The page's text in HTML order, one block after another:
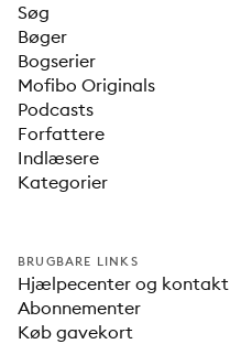
Søg
Bøger
Bogserier
Mofibo Originals
Podcasts
Forfattere
Indlæsere
Kategorier
BRUGBARE LINKS
Hjælpecenter og kontakt
Abonnementer
Køb gavekort